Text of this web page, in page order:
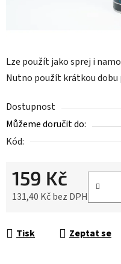
Lze použít jako sprej i
Nutno použít krátkou dobu
Dostupnost
Můžeme doručit do:
Kód:
159 Kč
131,40 Kč bez DPH
Tisk Zeptat se